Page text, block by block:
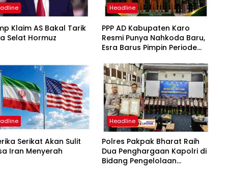
Klaim AS Bakal Tarik
Selat Hormuz
Headline
PPP AD Kabupaten Karo
Resmi Punya Nahkoda Baru,
Esra Barus Pimpin Periode
Serikat Akan Sulit
Iran Menyerah
Headline
Polres Pakpak Bharat Raih
Dua Penghargaan Kapolri di
Bidang Pengelolaan